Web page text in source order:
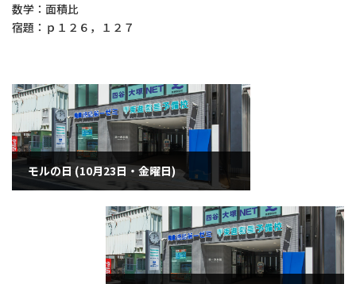
数学：面積比
宿題：ｐ１２６，１２７
モルの日 (10月23日・金曜日)